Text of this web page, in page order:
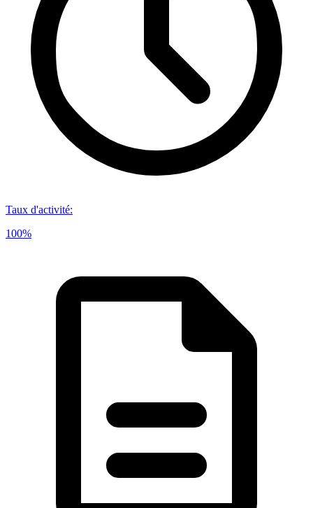
Taux d'activité:
100%